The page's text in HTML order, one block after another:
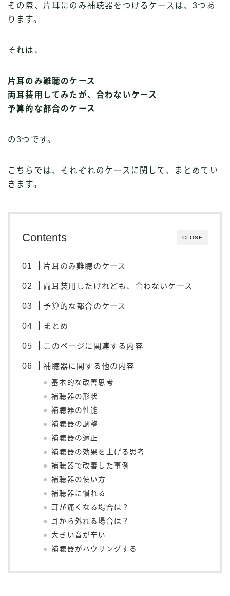
その際、片耳にのみ補聴器をつけるケースは、3つあ
ります。
それは、
片耳のみ難聴のケース
両耳装用してみたが、合わないケース
予算的な都合のケース
の3つです。
こちらでは、それぞれのケースに関して、まとめてい
きます。
CLOSE
Contents
片耳のみ難聴のケース
両耳装用したけれども、合わないケース
予算的な都合のケース
まとめ
このページに関連する内容
補聴器に関する他の内容
基本的な改善思考
補聴器の形状
補聴器の性能
補聴器の調整
補聴器の適正
補聴器の効果を上げる思考
補聴器で改善した事例
補聴器の使い方
補聴器に慣れる
耳が痛くなる場合は？
耳から外れる場合は？
大きい音が辛い
補聴器がハウリングする